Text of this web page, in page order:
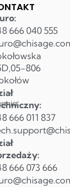
666 040 555
806
666 011 837
666 073 666